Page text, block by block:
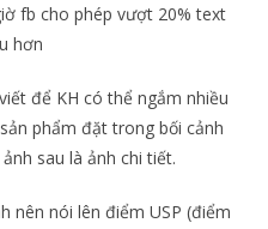
fb cho phép vượt 20% text
hơn
để KH có thể ngắm nhiều
phẩm đặt trong bối cảnh
sau là ảnh chi tiết.
nên nói lên điểm USP (điểm